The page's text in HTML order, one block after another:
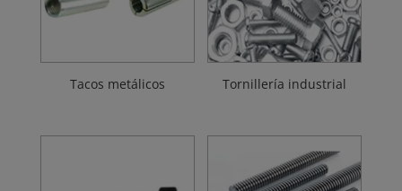
Tacos metálicos Tornillería industrial